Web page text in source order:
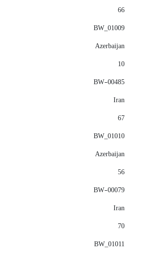
66
BW_01009
Azerbaijan
10
BW-00485
Iran
67
BW_01010
Azerbaijan
56
BW-00079
Iran
70
BW_01011